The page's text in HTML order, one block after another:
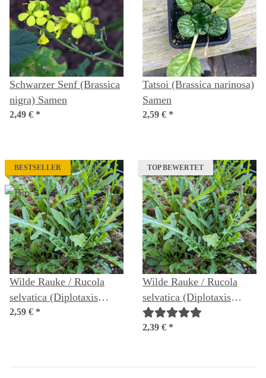
Schwarzer Senf (Brassica
nigra) Samen
2,49 € *
Tatsoi (Brassica narinosa)
Samen
2,59 € *
BESTSELLER
Wilde Rauke / Rucola
selvatica (Diplotaxis
muralis) Bio Saatgut
2,59 € *
TOP BEWERTET
Wilde Rauke / Rucola
selvatica (Diplotaxis
muralis) Samen
2,39 € *